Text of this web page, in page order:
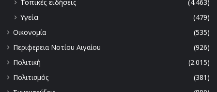
Τοπικές ειδήσεις
(4.463)
Υγεία
(479)
Οικονομία
(535)
Περιφερεια Νοτίου Αιγαίου
(926)
Πολιτική
(2.015)
Πολιτισμός
(381)